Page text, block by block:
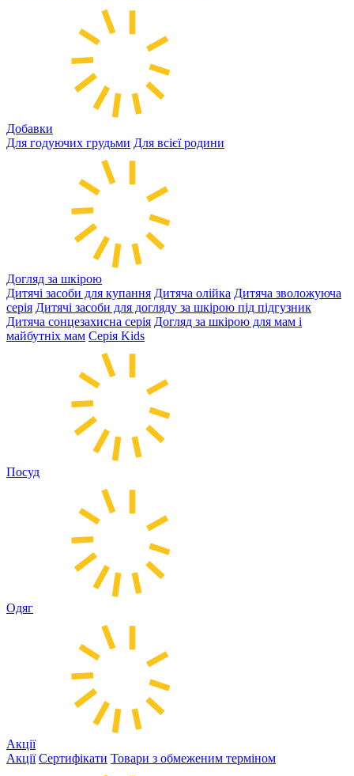
Добавки
Для годуючих грудьми Для всієї родини
Догляд за шкірою
Дитячі засоби для купання Дитяча олійка Дитяча зволожуюча
серія Дитячі засоби для догляду за шкірою під підгузник
Дитяча сонцезахисна серія Догляд за шкірою для мам і
майбутніх мам Серія Kids
Посуд
Одяг
Акції
Акції Сертифікати Товари з обмеженим терміном